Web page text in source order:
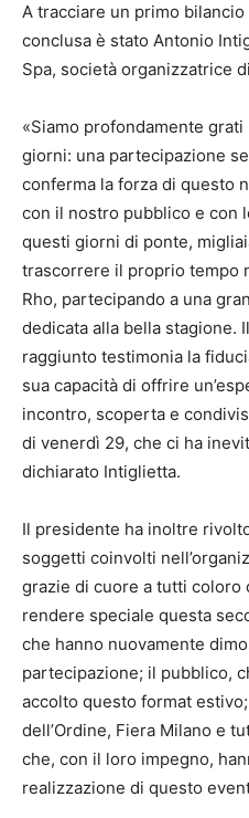
A tracciare un primo bilancio
conclusa è stato Antonio
Spa, società organizzatrice
«Siamo profondamente
giorni: una partecipazione
conferma la forza di questo
con il nostro pubblico e con
questi giorni di ponte,
trascorrere il proprio tempo
Rho, partecipando a una
dedicata alla bella stagione.
raggiunto testimonia la
sua capacità di offrire
incontro, scoperta e
di venerdì 29, che ci ha
dichiarato Intiglietta.
Il presidente ha inoltre
soggetti coinvolti
grazie di cuore a tutti coloro
rendere speciale questa
che hanno nuovamente
partecipazione; il pubblico,
accolto questo format
dell’Ordine, Fiera Milano e
che, con il loro impegno,
realizzazione di questo